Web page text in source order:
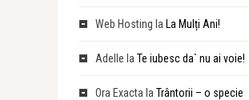
Web Hosting la La Mulți Ani!
Adelle la Te iubesc da` nu ai voie!
Ora Exacta la Trântorii – o specie